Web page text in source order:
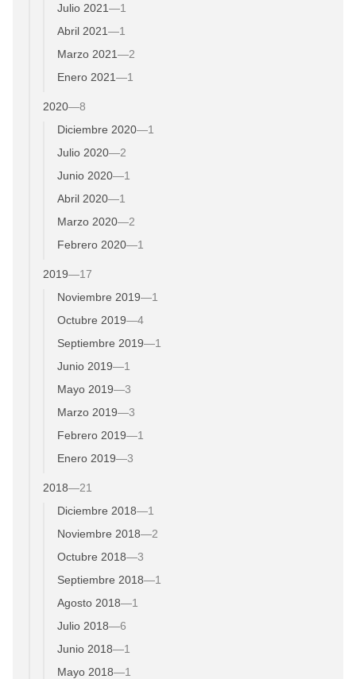
Julio 2021—1
Abril 2021—1
Marzo 2021—2
Enero 2021—1
2020—8
Diciembre 2020—1
Julio 2020—2
Junio 2020—1
Abril 2020—1
Marzo 2020—2
Febrero 2020—1
2019—17
Noviembre 2019—1
Octubre 2019—4
Septiembre 2019—1
Junio 2019—1
Mayo 2019—3
Marzo 2019—3
Febrero 2019—1
Enero 2019—3
2018—21
Diciembre 2018—1
Noviembre 2018—2
Octubre 2018—3
Septiembre 2018—1
Agosto 2018—1
Julio 2018—6
Junio 2018—1
Mayo 2018—1